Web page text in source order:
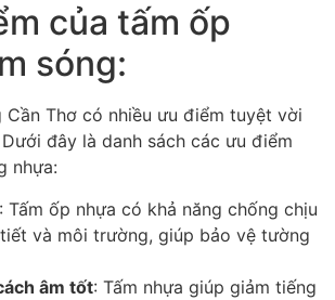
của tấm ốp
sóng:
Cần Thơ có nhiều ưu điểm tuyệt vời
đây là danh sách các ưu điểm
nhựa:
: Tấm ốp nhựa có khả năng chống chịu
và môi trường, giúp bảo vệ tường
âm tốt: Tấm nhựa giúp giảm tiếng